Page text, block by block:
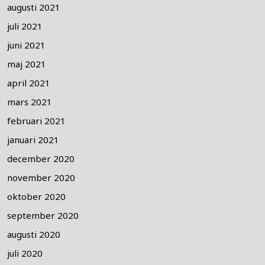
augusti 2021
juli 2021
juni 2021
maj 2021
april 2021
mars 2021
februari 2021
januari 2021
december 2020
november 2020
oktober 2020
september 2020
augusti 2020
juli 2020